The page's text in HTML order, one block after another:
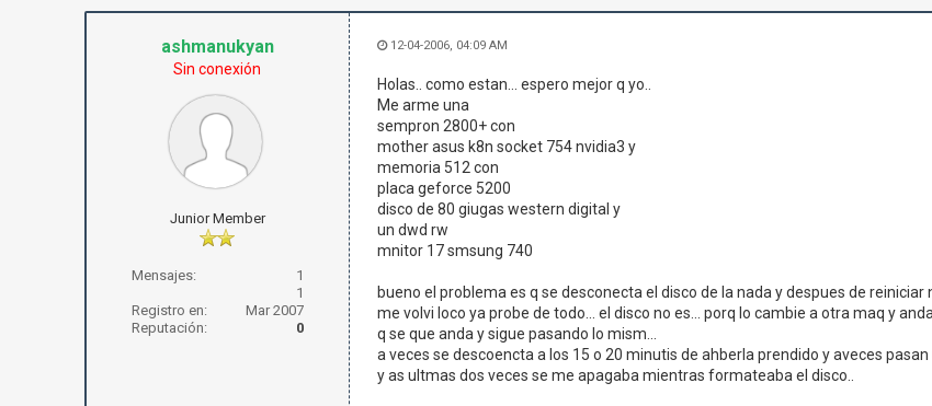
ashmanukyan
Sin conexión
Junior Member
Mensajes:
1
1
Registro en:
Mar 2007
Reputación:
0
12-04-2006, 04:09 AM
Holas.. como estan... espero mejor q yo..
Me arme una
sempron 2800+ con
mother asus k8n socket 754 nvidia3 y
memoria 512 con
placa geforce 5200
disco de 80 giugas western digital y
un dwd rw
mnitor 17 smsung 740
bueno el problema es q se desconecta el disco de la nada y despues de reiniciar
me volvi loco ya probe de todo... el disco no es... porq lo cambie a otra maq y
q se que anda y sigue pasando lo mism...
a veces se descoencta a los 15 o 20 minutis de ahberla prendido y aveces pasan
y as ultmas dos veces se me apagaba mientras formateaba el disco..